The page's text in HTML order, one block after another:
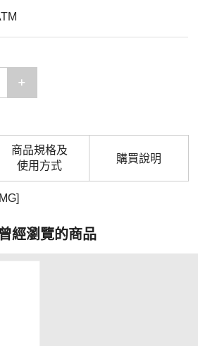
商品規格及
使用方式
購買說明
經瀏覽的商品